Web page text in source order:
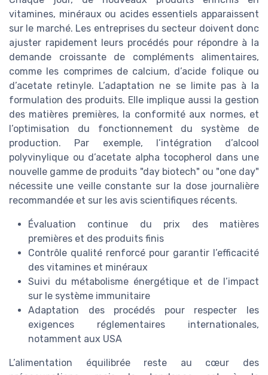
vitamines, minéraux ou acides essentiels apparaissent
sur le marché. Les entreprises du secteur doivent donc
ajuster rapidement leurs procédés pour répondre à la
demande croissante de compléments alimentaires,
comme les comprimes de calcium, d’acide folique ou
d’acetate retinyle. L’adaptation ne se limite pas à la
formulation des produits. Elle implique aussi la gestion
des matières premières, la conformité aux normes, et
l’optimisation du fonctionnement du système de
production. Par exemple, l’intégration d’alcool
polyvinylique ou d’acetate alpha tocopherol dans une
nouvelle gamme de produits "day biotech" ou "one day"
nécessite une veille constante sur la dose journalière
recommandée et sur les avis scientifiques récents.
Évaluation continue du prix des matières
premières et des produits finis
Contrôle qualité renforcé pour garantir l’efficacité
des vitamines et minéraux
Suivi du métabolisme énergétique et de l’impact
sur le système immunitaire
Adaptation des procédés pour respecter les
exigences réglementaires internationales,
notamment aux USA
L’alimentation équilibrée reste au cœur des